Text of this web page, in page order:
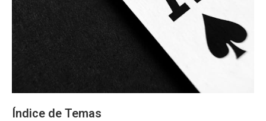
Índice de Temas